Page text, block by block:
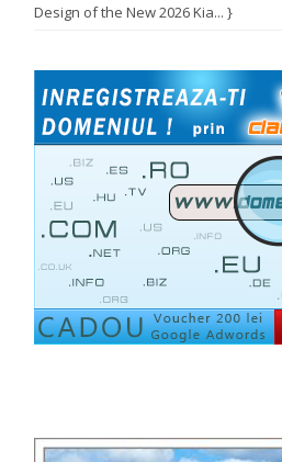
Design of the New 2026 Kia... }